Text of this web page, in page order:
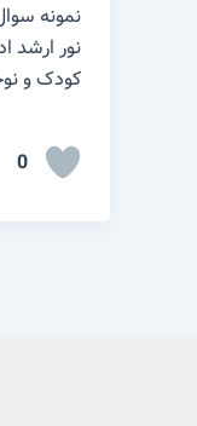
نمونه
نور ارشد
کودک و
0